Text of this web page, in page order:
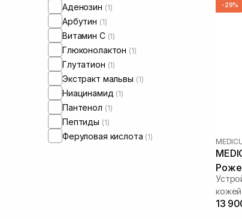
Аденозин (1)
Арбутин (1)
Витамин C (1)
Глюконолактон (1)
Глутатион (1)
Экстракт мальвы (1)
Ниацинамид (1)
Пантенол (1)
Пептиды (1)
Феруловая кислота (1)
-29%
кожей
13